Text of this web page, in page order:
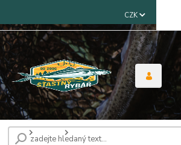
CZK
Úvod Vlasce Vlasec Hokkaido carp 120 m